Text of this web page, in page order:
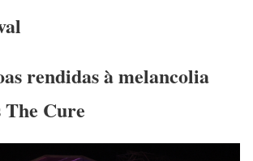
rendidas à melancolia
The Cure